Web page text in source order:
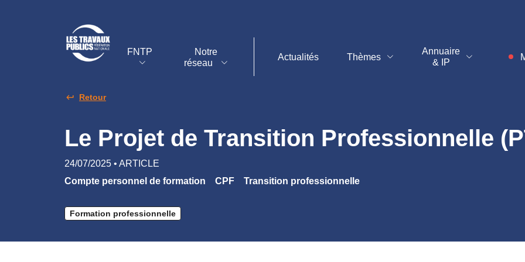
FNTP
Notre
réseau
Actualités Thèmes
Annuaire
& IP
Retour
Le Projet de Transition Professionnelle
24/07/2025 • ARTICLE
Compte personnel de formation
CPF Transition professionnelle
Formation professionnelle